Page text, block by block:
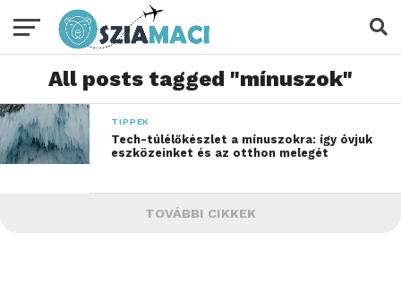
All posts tagged "mínuszok"
TIPPEK
Tech-túlélőkészlet a mínuszokra: így óvjuk
eszközeinket és az otthon melegét
TOVÁBBI CIKKEK